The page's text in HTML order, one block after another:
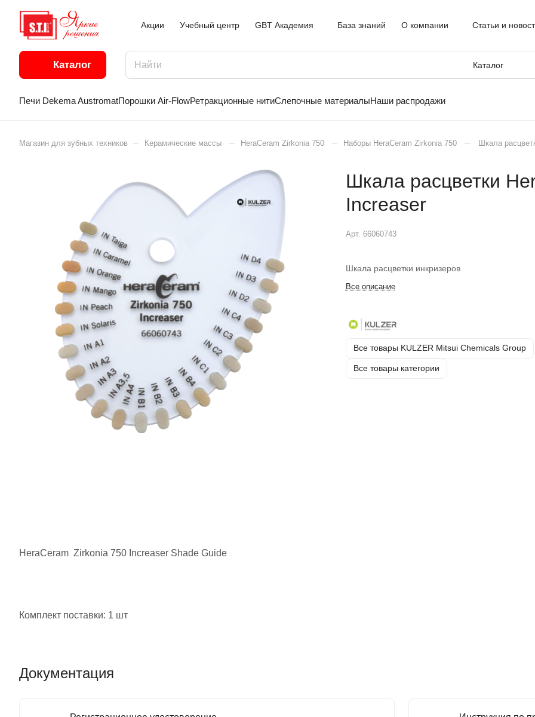
Акции Учебный центр GBT Академия База знаний О компании Статьи и
Каталог
Каталог
Печи Dekema AustromatПорошки Air-FlowРетракционные нитиСлепочные материалыНаши распродажи
Магазин для зубных техников – Керамические массы – HeraCeram Zirkonia 750 – Наборы HeraCeram Zirkonia 750 – Шкала
Шкала расцветки
Increaser
Арт. 66060743
Шкала расцветки инкризеров
Все описание
Все товары KULZER Mitsui Chemicals Group
Все товары категории
HeraCeram Zirkonia 750 Increaser Shade Guide
Комплект поставки: 1 шт
Документация